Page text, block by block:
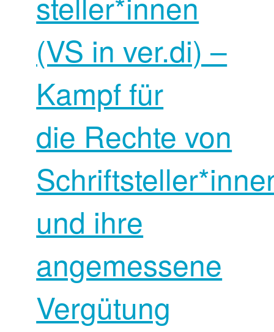
(VS in ver.di) –
Kampf für
die Rechte von
und ihre
angemessene
Vergütung